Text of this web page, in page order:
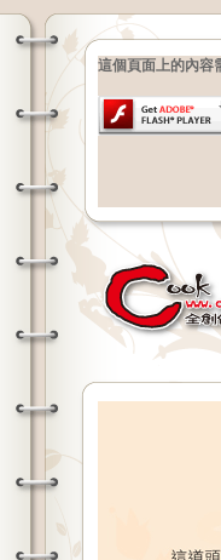
這個頁面上的內容